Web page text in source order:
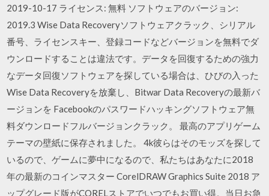
2019-10-17 ライセンス: 無料 ソフトウェアのバージョン:
2019.3 Wise Data Recoveryソフトウェアクラック、シリアル
番号、ライセンスキー、登録コードなどバージョンを無料でダ
ウンロードすることは違法です。データを回復するための強力
なデータ回復ソフトウェアを探している場合は、ひびの入った
Wise Data Recoveryを放棄し、Bitwar Data Recoveryの最新バ
ージョンを Facebookのパスワードハッキングソフトウェア無
料ダウンロードフルバージョンクラック。 最高のアプリゲーム
テーマの壁紙に保存されました。 4k彼らはそのモッズを探して
いるので、ゲームに夢中になるので、私たちはあなたに2018
年の最新のコインマスター CorelDRAW Graphics Suite 2018 ア
ップグレード版がCORELストアでいつでもお買い得。当日お急